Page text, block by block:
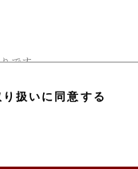
です。
扱いに同意する